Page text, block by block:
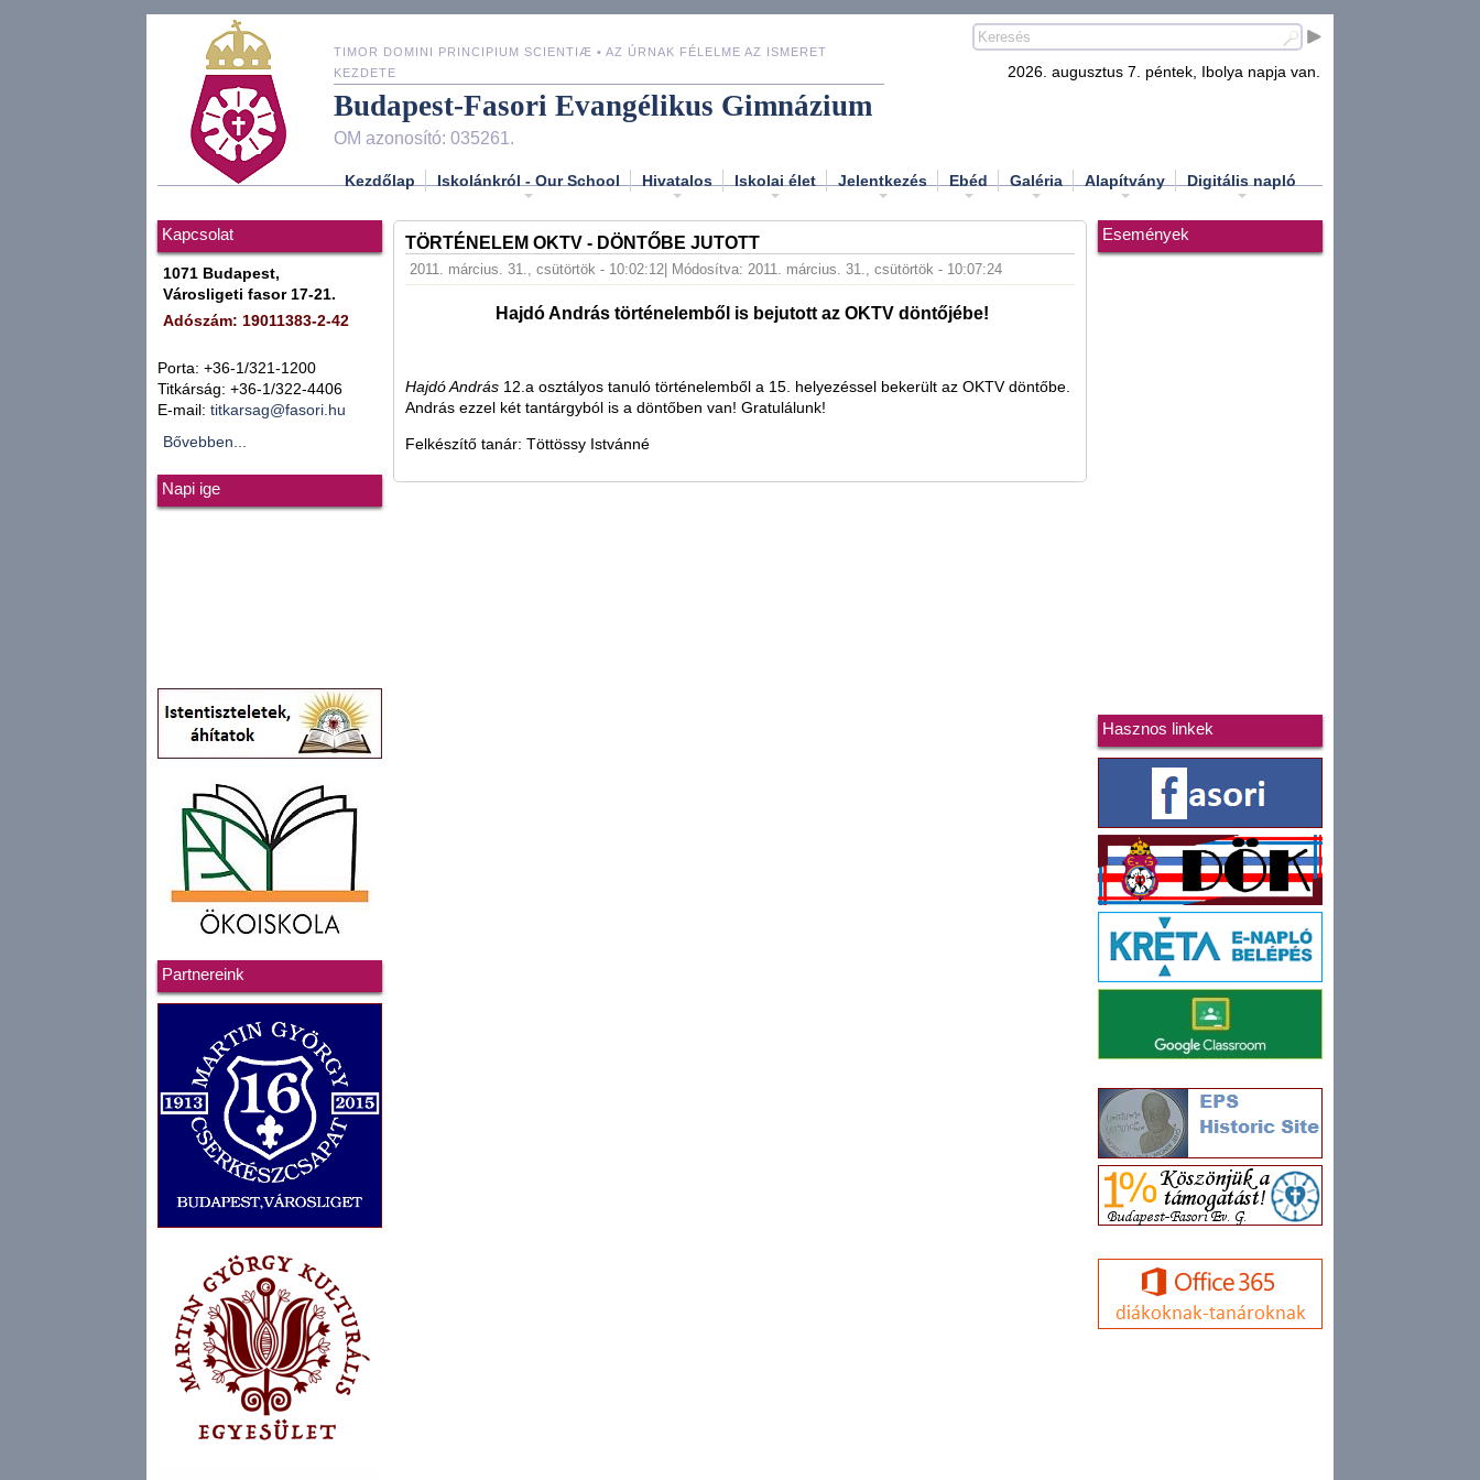
TIMOR DOMINI PRINCIPIUM SCIENTIÆ • AZ ÚRNAK FÉLELME AZ ISMERET
KEZDETE
Budapest-Fasori Evangélikus Gimnázium
OM azonosító: 035261.
2026. augusztus 7. péntek, Ibolya napja van.
Kezdőlap Iskolánkról - Our School Hivatalos Iskolai élet Jelentkezés Ebéd Galéria Alapítvány Digitális napló
Kapcsolat
1071 Budapest,
Városligeti fasor 17-21.
Adószám: 19011383-2-42
Porta: +36-1/321-1200
Titkárság: +36-1/322-4406
E-mail: titkarsag@fasori.hu
Bővebben...
Napi ige
Partnereink
TÖRTÉNELEM OKTV - DÖNTŐBE JUTOTT
2011. március. 31., csütörtök - 10:02:12 | Módosítva: 2011. március. 31., csütörtök - 10:07:24
Hajdó András történelemből is bejutott az OKTV döntőjébe!
Hajdó András 12.a osztályos tanuló történelemből a 15. helyezéssel bekerült az OKTV döntőbe.
András ezzel két tantárgyból is a döntőben van! Gratulálunk!
Felkészítő tanár: Töttössy Istvánné
Események
Hasznos linkek